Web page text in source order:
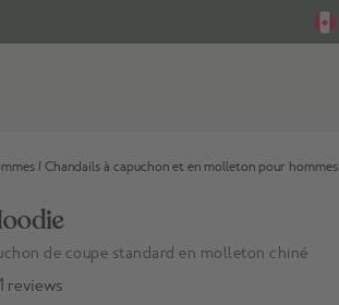
/ Chandails à capuchon et en molleton pour hommes
de coupe standard en molleton chiné
reviews